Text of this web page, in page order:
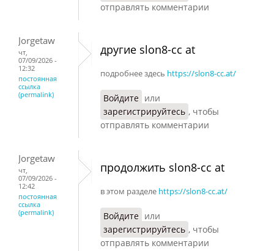
отправлять комментарии
Jorgetaw
чт,
07/09/2026 -
12:32
постоянная
ссылка
(permalink)
другие slon8-cc at
подробнее здесь https://slon8-cc.at/
Войдите или
зарегистрируйтесь , чтобы
отправлять комментарии
Jorgetaw
чт,
07/09/2026 -
12:42
постоянная
ссылка
(permalink)
продолжить slon8-cc at
в этом разделе https://slon8-cc.at/
Войдите или
зарегистрируйтесь , чтобы
отправлять комментарии